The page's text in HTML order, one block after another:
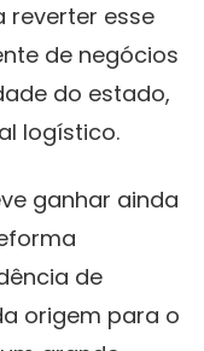
reverter esse
de negócios
do estado,
logístico.
ganhar ainda
de
origem para o